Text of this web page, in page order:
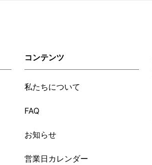
コンテンツ
私たちについて
FAQ
お知らせ
営業日カレンダー